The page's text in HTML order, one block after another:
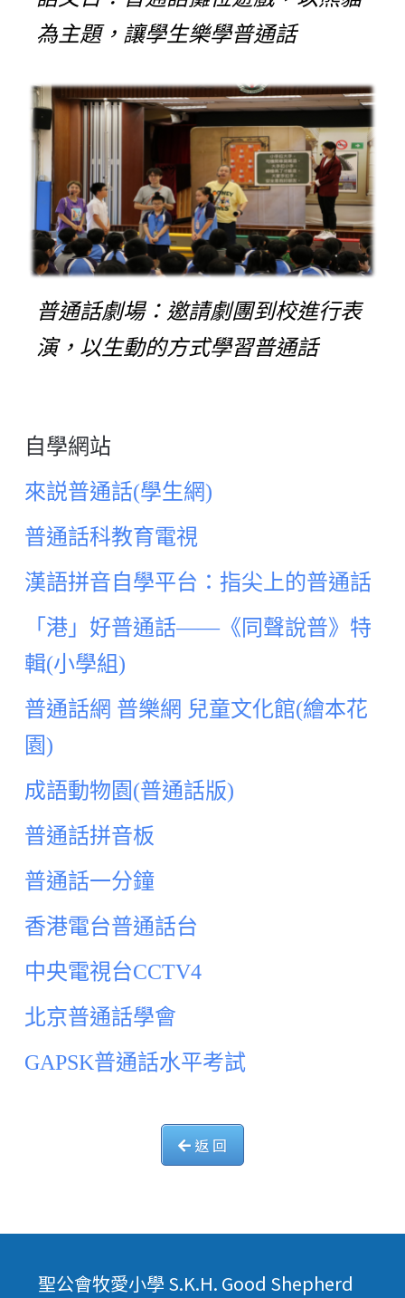
為主題，讓學生樂學普通話
普通話劇場：邀請劇團到校進行表
演，以生動的方式學習普通話
自學網站
來説普通話(學生網)
普通話科教育電視
漢語拼音自學平台：指尖上的普通話
「港」好普通話——《同聲說普》特
輯(小學組)
普通話網 普樂網 兒童文化館(繪本花
園)
成語動物園(普通話版)
普通話拼音板
普通話一分鐘
香港電台普通話台
中央電視台CCTV4
北京普通話學會
GAPSK普通話水平考試
返 回
聖公會牧愛小學 S.K.H. Good Shepherd